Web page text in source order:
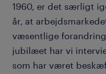
1960, er det særligt
år, at
væsentlige
jubilæet har vi
som har været